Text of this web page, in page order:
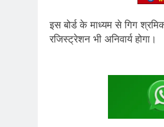
इस बोर्ड के माध्यम से गिग
रजिस्ट्रेशन भी अनिवार्य होगा।